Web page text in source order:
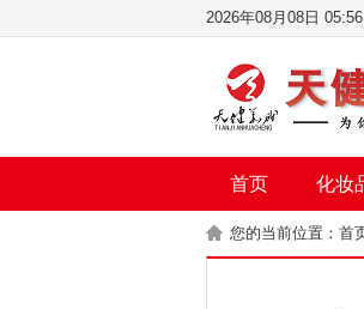
2026年08月08日
首页 化妆
您的当前位置： 首